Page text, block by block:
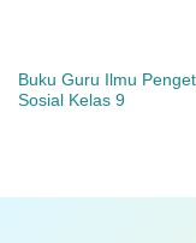
Buku Guru Ilmu
Sosial Kelas 9